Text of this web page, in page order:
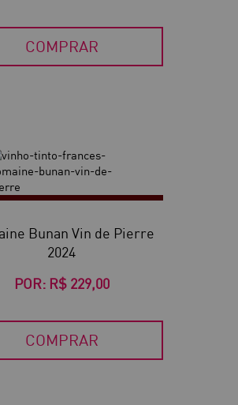
COMPRAR
Bunan Vin de Pierre
2024
POR: R$ 229,00
COMPRAR